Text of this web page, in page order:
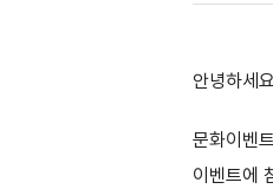
안녕하세
문화이벤
이벤트에